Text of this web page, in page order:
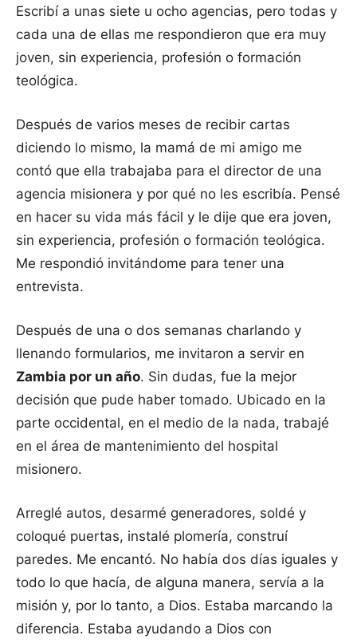
Escribí a unas siete u ocho agencias, pero todas y
cada una de ellas me respondieron que era muy
joven, sin experiencia, profesión o formación
teológica.
Después de varios meses de recibir cartas
diciendo lo mismo, la mamá de mi amigo me
contó que ella trabajaba para el director de una
agencia misionera y por qué no les escribía. Pensé
en hacer su vida más fácil y le dije que era joven,
sin experiencia, profesión o formación teológica.
Me respondió invitándome para tener una
entrevista.
Después de una o dos semanas charlando y
llenando formularios, me invitaron a servir en
Zambia por un año. Sin dudas, fue la mejor
decisión que pude haber tomado. Ubicado en la
parte occidental, en el medio de la nada, trabajé
en el área de mantenimiento del hospital
misionero.
Arreglé autos, desarmé generadores, soldé y
coloqué puertas, instalé plomería, construí
paredes. Me encantó. No había dos días iguales y
todo lo que hacía, de alguna manera, servía a la
misión y, por lo tanto, a Dios. Estaba marcando la
diferencia. Estaba ayudando a Dios con